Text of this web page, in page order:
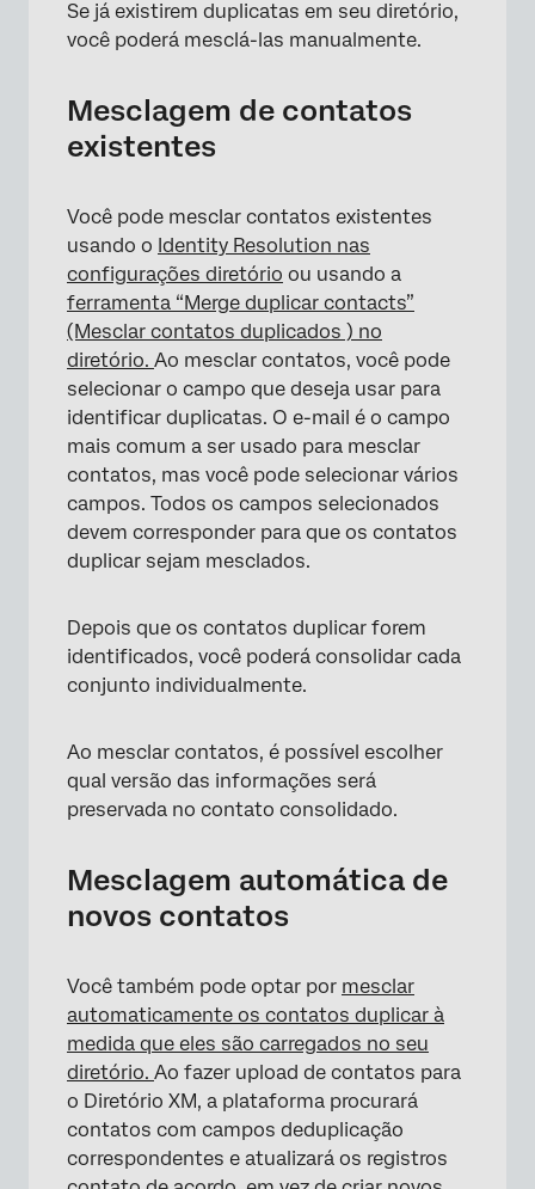
Se já existirem duplicatas em seu diretório,
você poderá mesclá-las manualmente.
Mesclagem de contatos
existentes
Você pode mesclar contatos existentes
usando o Identity Resolution nas
configurações diretório ou usando a
ferramenta “Merge duplicar contacts”
(Mesclar contatos duplicados ) no
diretório. Ao mesclar contatos, você pode
selecionar o campo que deseja usar para
identificar duplicatas. O e-mail é o campo
mais comum a ser usado para mesclar
contatos, mas você pode selecionar vários
campos. Todos os campos selecionados
devem corresponder para que os contatos
duplicar sejam mesclados.
Depois que os contatos duplicar forem
identificados, você poderá consolidar cada
conjunto individualmente.
Ao mesclar contatos, é possível escolher
qual versão das informações será
preservada no contato consolidado.
Mesclagem automática de
novos contatos
Você também pode optar por mesclar
automaticamente os contatos duplicar à
medida que eles são carregados no seu
diretório. Ao fazer upload de contatos para
o Diretório XM, a plataforma procurará
contatos com campos deduplicação
correspondentes e atualizará os registros